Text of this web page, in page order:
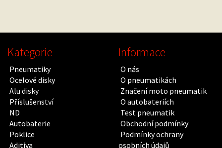
Kategorie
Pneumatiky
Ocelové disky
Alu disky
Příslušenství
ND
Autobaterie
Poklice
Aditiva
Informace
O nás
O pneumatikách
Značení moto pneumatik
O autobateriích
Test pneumatik
Obchodní podmínky
Podmínky ochrany
osobních údajů